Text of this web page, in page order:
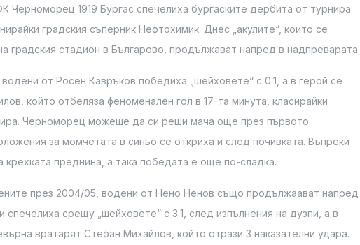
Черноморец 1919 Бургас спечелиха бургаските дербита от турнира
градския съперник Нефтохимик. Днес „акулите“, които се
градския стадион в Българово, продължават напред в надпреварата.
от Росен Кавръков победиха „шейховете“ с 0:1, а в герой се
който отбеляза феноменален гол в 17-та минута, класирайки
Черноморец можеше да си реши мача още през първото
за момчетата в синьо се откриха и след почивката. Въпреки
крехката преднина, а така победата е още по-сладка.
през 2004/05, водени от Нено Ненов също продължаават напред
спечелиха срещу „шейховете“ с 3:1, след изпълнения на дузпи, а в
вратарят Стефан Михайлов, който отрази 3 наказателни удара.